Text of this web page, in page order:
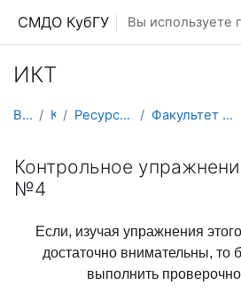
СМДО КубГУ Вы используете
ИКТ
В начало Курсы Ресурсы подразделений КубГУ Факультет Математики и компьютерных наук
Контрольное
№4
Если, изучая упражнения
достаточно внимательны, то
выполнить